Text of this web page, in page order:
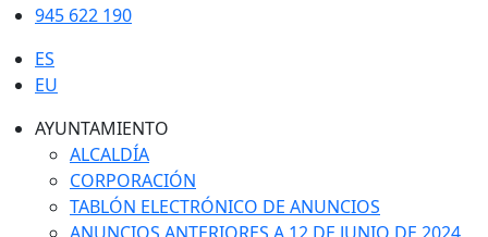
945 622 190
ES
EU
AYUNTAMIENTO
ALCALDÍA
CORPORACIÓN
TABLÓN ELECTRÓNICO DE ANUNCIOS